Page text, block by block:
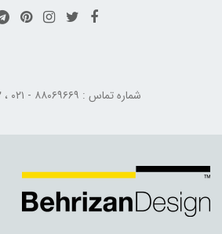
شماره تماس : ۸۸۰۶۹۶۶۹ - ۰۲۱ ، 09011311152